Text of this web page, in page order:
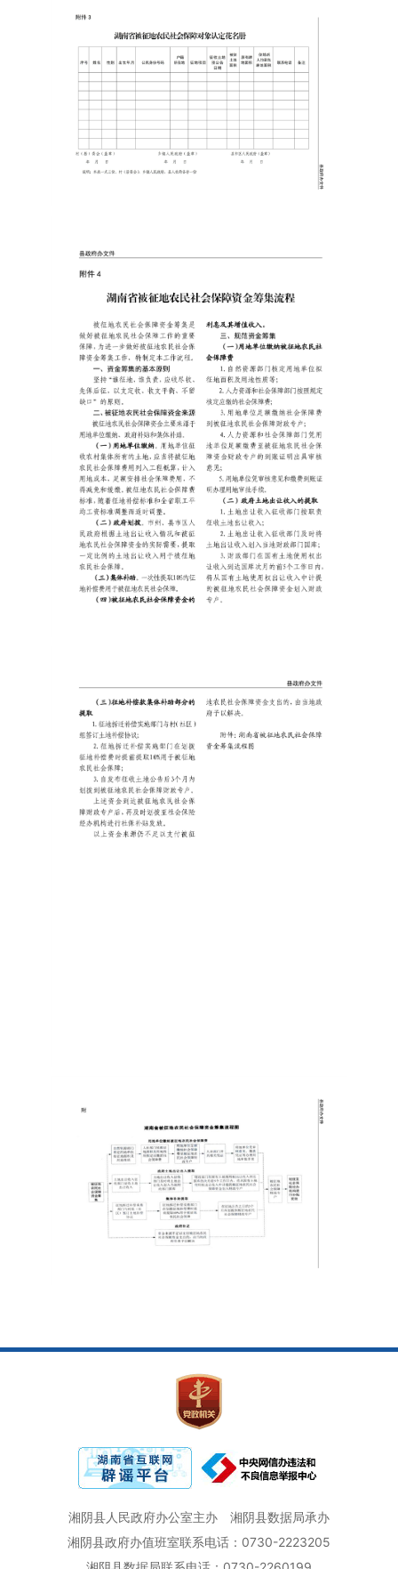
湘阴县人民政府办公室主办
湘阴县数据局承办
湘阴县政府办值班室联系电话：0730-2223205